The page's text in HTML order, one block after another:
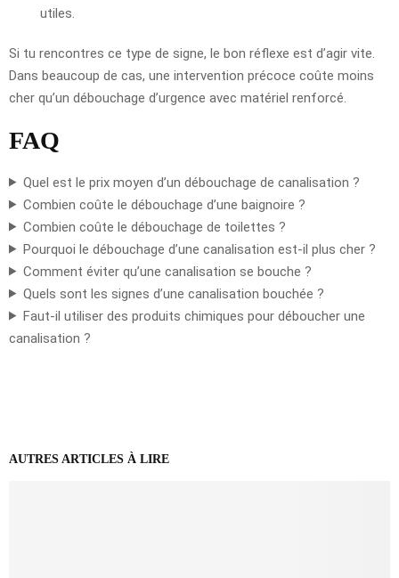
utiles.
Si tu rencontres ce type de signe, le bon réflexe est d’agir vite.
Dans beaucoup de cas, une intervention précoce coûte moins
cher qu’un débouchage d’urgence avec matériel renforcé.
FAQ
Quel est le prix moyen d’un débouchage de canalisation ?
Combien coûte le débouchage d’une baignoire ?
Combien coûte le débouchage de toilettes ?
Pourquoi le débouchage d’une canalisation est-il plus cher ?
Comment éviter qu’une canalisation se bouche ?
Quels sont les signes d’une canalisation bouchée ?
Faut-il utiliser des produits chimiques pour déboucher une
canalisation ?
AUTRES ARTICLES À LIRE